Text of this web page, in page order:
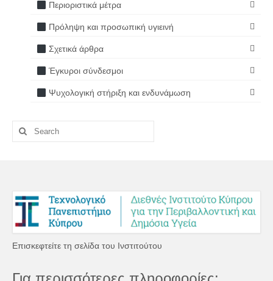
Περιοριστικά μέτρα
Πρόληψη και προσωπική υγιεινή
Σχετικά άρθρα
Έγκυροι σύνδεσμοι
Ψυχολογική στήριξη και ενδυνάμωση
Search
for:
Επισκεφτείτε τη σελίδα του Ινστιτούτου